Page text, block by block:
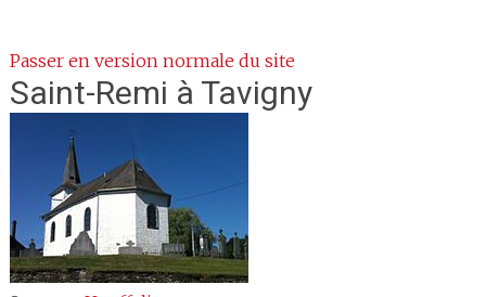
Passer en version normale du site
Saint-Remi à Tavigny